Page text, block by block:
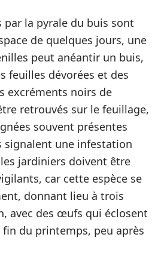
par la pyrale du buis sont
de quelques jours, une
peut anéantir un buis,
feuilles dévorées et des
excréments noirs de
retrouvés sur le feuillage,
souvent présentes
signalent une infestation
les jardiniers doivent être
car cette espèce se
donnant lieu à trois
avec des œufs qui éclosent
du printemps, peu après